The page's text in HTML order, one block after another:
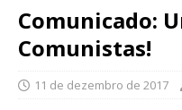
Comunicado:
Comunistas!
11 de dezembro de 2017